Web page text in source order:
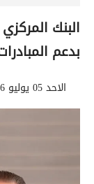
البنك
بدعم
الاحد 05 يوليو 2026 | 12:28 مساءً